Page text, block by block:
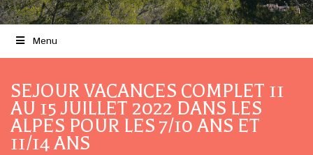
Menu
SEJOUR VACANCES COMPLET 11
AU 15 JUILLET 2022 DANS LES
ALPES POUR LES 7/10 ANS ET
11/14 ANS